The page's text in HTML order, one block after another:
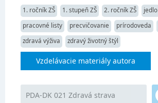
1. ročník ZŠ 1. stupeň ZŠ 2. ročník ZŠ jedlo
pracovné listy
precvičovanie prírodoveda
zdravá výživa
zdravý životný štýl
Vzdelávacie materiály autora
PDA-DK 021 Zdravá strava